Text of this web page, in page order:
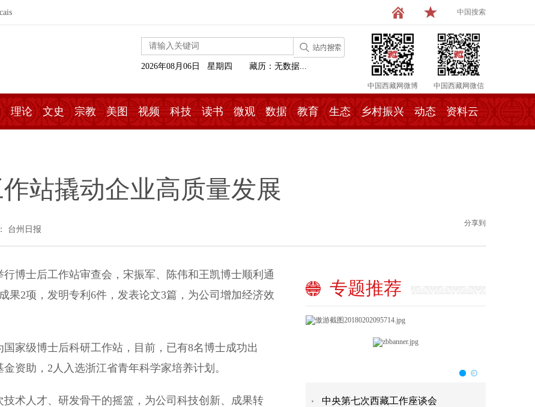
中国搜索
中国西藏网微博 中国西藏网微信
2026年08月06日 星期四 藏历：无数据...
理论 文史 宗教 美图 视频 科技 读书 微观 数据 教育 生态 乡村振兴 动态 资料云
站撬动企业高质量发展
台州日报
分享到
士后工作站审查会，宋振军、陈伟和王凯博士顺利通
果2项，发明专利6件，发表论文3篇，为公司增加经济效
家级博士后科研工作站，目前，已有8名博士成功出
资助，2人入选浙江省青年科学家培养计划。
人才、研发骨干的摇篮，为公司科技创新、成果转
专题推荐
中央第七次西藏工作座谈会